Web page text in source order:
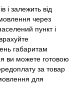
і залежить від
через
пункт і
габаритам
ви можете готовою
за товар
для